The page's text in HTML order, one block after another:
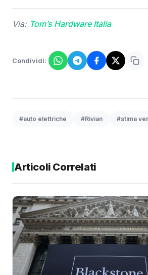
Via: Tom’s Hardware Italia
Condividi:
#auto elettriche #Rivian #stima
Articoli Correlati